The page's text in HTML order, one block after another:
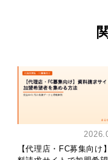
【代理店・FC募集向け